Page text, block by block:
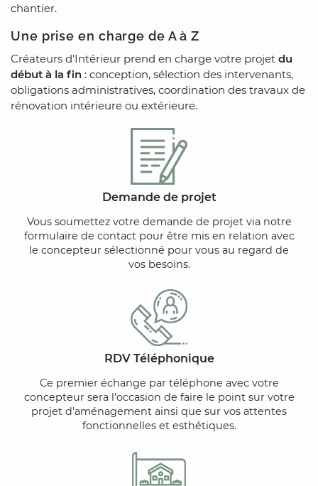
chantier.
Une prise en charge de A à Z
Créateurs d'Intérieur prend en charge votre projet du
début à la fin : conception, sélection des intervenants,
obligations administratives, coordination des travaux de
rénovation intérieure ou extérieure.
Demande de projet
Vous soumettez votre demande de projet via notre
formulaire de contact pour être mis en relation avec
le concepteur sélectionné pour vous au regard de
vos besoins.
RDV Téléphonique
Ce premier échange par téléphone avec votre
concepteur sera l’occasion de faire le point sur votre
projet d'aménagement ainsi que sur vos attentes
fonctionnelles et esthétiques.